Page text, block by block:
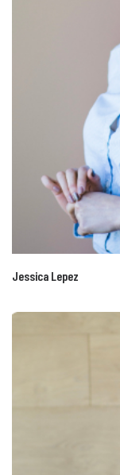
Jessica Lepez